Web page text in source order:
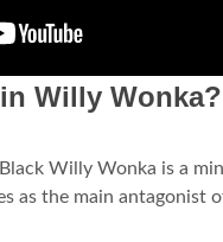
Willy Wonka?
Willy Wonka is a
as the main antagonist